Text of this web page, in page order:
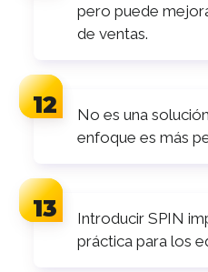
pero puede
de ventas.
No es una
enfoque es más
Introducir SPIN
práctica para los